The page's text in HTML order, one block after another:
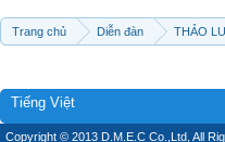
Trang chủ Diễn đàn THẢO
Tiếng Việt
Copyright © 2013 D.M.E.C Co.,Ltd, All